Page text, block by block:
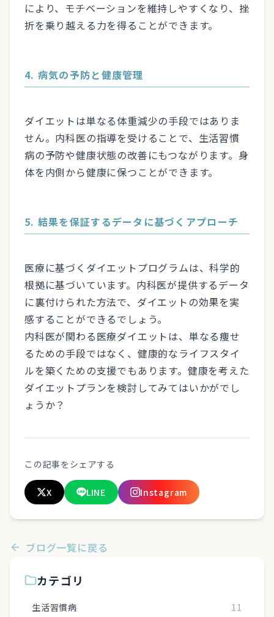
により、モチベーションを維持しやすくなり、挫
折を乗り越える力を得ることができます。
4. 病気の予防と健康管理
ダイエットは単なる体重減少の手段ではありま
せん。内科医の指導を受けることで、生活習慣
病の予防や健康状態の改善にもつながります。身
体を内側から健康に保つことができます。
5. 結果を保証するデータに基づくアプローチ
医療に基づくダイエットプログラムは、科学的
根拠に基づいています。内科医が提供するデータ
に裏付けられた方法で、ダイエットの効果を実
感することができるでしょう。
内科医が関わる医療ダイエットは、単なる痩せ
るための手段ではなく、健康的なライフスタイ
ルを築くための支援でもあります。健康を考えた
ダイエットプランを検討してみてはいかがでし
ょうか？
この記事をシェアする
X LINE Instagram
ブログ一覧に戻る
カテゴリ
生活習慣病 11